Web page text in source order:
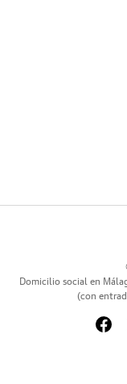
Domicilio social en
(con